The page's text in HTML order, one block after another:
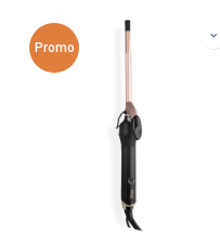
Promo